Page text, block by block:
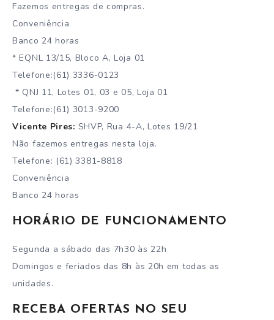
Fazemos entregas de compras.
Conveniência
Banco 24 horas
* EQNL 13/15, Bloco A, Loja 01
Telefone:(61) 3336-0123
* QNJ 11, Lotes 01, 03 e 05, Loja 01
Telefone:(61) 3013-9200
Vicente Pires: SHVP, Rua 4-A, Lotes 19/21
Não fazemos entregas nesta loja.
Telefone: (61) 3381-8818
Conveniência
Banco 24 horas
HORÁRIO DE FUNCIONAMENTO
Segunda a sábado das 7h30 às 22h
Domingos e feriados das 8h às 20h em todas as
unidades.
RECEBA OFERTAS NO SEU